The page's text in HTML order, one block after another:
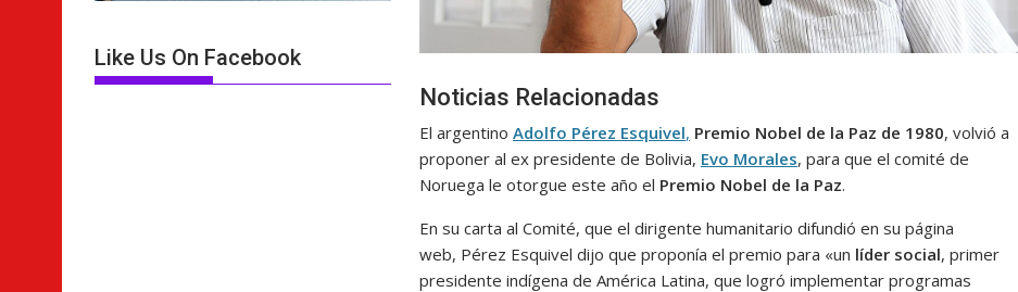
Noticias Relacionadas
El argentino Adolfo Pérez Esquivel, Premio Nobel de la Paz de 1980, volvió a
proponer al ex presidente de Bolivia, Evo Morales, para que el comité de
Noruega le otorgue este año el Premio Nobel de la Paz.
En su carta al Comité, que el dirigente humanitario difundió en su página
web, Pérez Esquivel dijo que proponía el premio para «un líder social, primer
presidente indígena de América Latina, que logró implementar programas
Like Us On Facebook